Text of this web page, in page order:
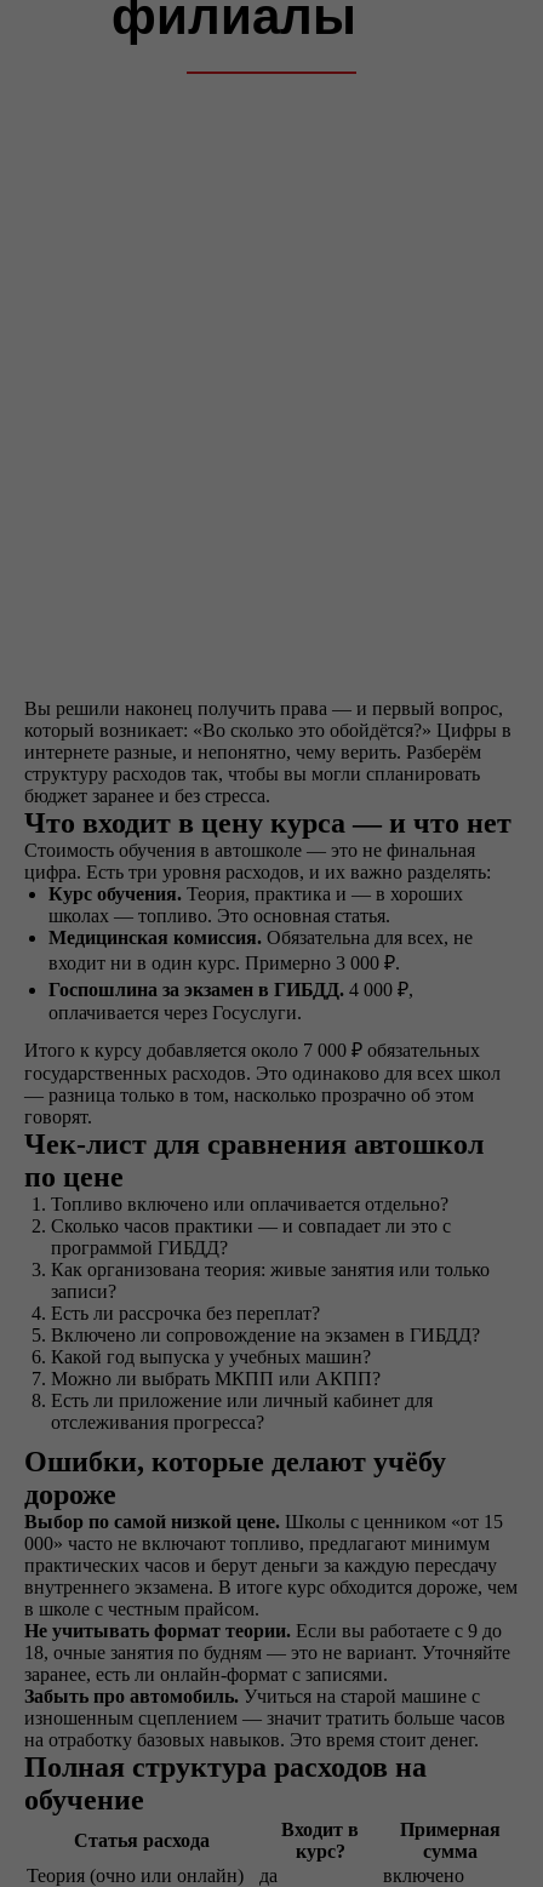
Вы решили наконец получить права — и первый вопрос,
который возникает: «Во сколько это обойдётся?» Цифры в
интернете разные, и непонятно, чему верить. Разберём
структуру расходов так, чтобы вы могли спланировать
бюджет заранее и без стресса.
Что входит в цену курса — и что нет
Стоимость обучения в автошколе — это не финальная
цифра. Есть три уровня расходов, и их важно разделять:
Курс обучения. Теория, практика и — в хороших
школах — топливо. Это основная статья.
Медицинская комиссия. Обязательна для всех, не
входит ни в один курс. Примерно 3 000 ₽.
Госпошлина за экзамен в ГИБДД. 4 000 ₽,
оплачивается через Госуслуги.
Итого к курсу добавляется около 7 000 ₽ обязательных
государственных расходов. Это одинаково для всех школ
— разница только в том, насколько прозрачно об этом
говорят.
Чек-лист для сравнения автошкол
по цене
Топливо включено или оплачивается отдельно?
Сколько часов практики — и совпадает ли это с
программой ГИБДД?
Как организована теория: живые занятия или только
записи?
Есть ли рассрочка без переплат?
Включено ли сопровождение на экзамен в ГИБДД?
Какой год выпуска у учебных машин?
Можно ли выбрать МКПП или АКПП?
Есть ли приложение или личный кабинет для
отслеживания прогресса?
Ошибки, которые делают учёбу
дороже
Выбор по самой низкой цене. Школы с ценником «от 15
000» часто не включают топливо, предлагают минимум
практических часов и берут деньги за каждую пересдачу
внутреннего экзамена. В итоге курс обходится дороже, чем
в школе с честным прайсом.
Не учитывать формат теории. Если вы работаете с 9 до
18, очные занятия по будням — это не вариант. Уточняйте
заранее, есть ли онлайн-формат с записями.
Забыть про автомобиль. Учиться на старой машине с
изношенным сцеплением — значит тратить больше часов
на отработку базовых навыков. Это время стоит денег.
Полная структура расходов на
обучение
Статья расхода
Входит в
курс?
Примерная
сумма
Теория (очно или онлайн)
да
включено
Оставляете заявку на
сайте, по телефону, в
мессенджерах или
наших социальных
сетях
Знакомство
Заключаете договор и
оплачиваете первый
обучения в рассрочку
Договор
Проходите
практический курс,
продолжительностью
от 1,5 месяцев, в
зависимости от
категории
транспортного
средства
Обучение
В сопровождении
наших представителей,
сдаете экзамены в ГАИ
водительское
удостоверение
Удостоверение
Сдаете внутренние
экзамены в автошколе
и получаете
свидетельство
об окончании
Экзамен